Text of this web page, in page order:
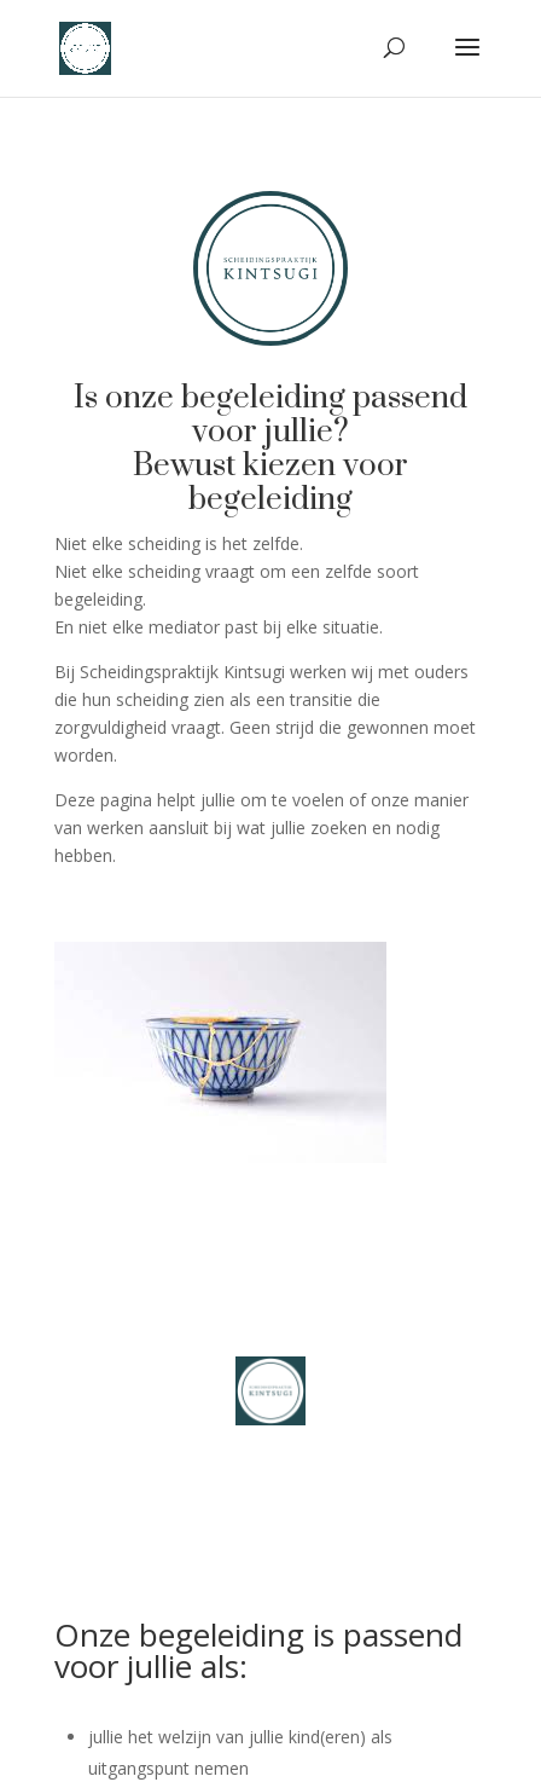
Is onze begeleiding passend
voor jullie?
Bewust kiezen voor
begeleiding
Niet elke scheiding is het zelfde.
Niet elke scheiding vraagt om een zelfde soort
begeleiding.
En niet elke mediator past bij elke situatie.
Bij Scheidingspraktijk Kintsugi werken wij met ouders
die hun scheiding zien als een transitie die
zorgvuldigheid vraagt. Geen strijd die gewonnen moet
worden.
Deze pagina helpt jullie om te voelen of onze manier
van werken aansluit bij wat jullie zoeken en nodig
hebben.
Onze begeleiding is passend
voor jullie als:
jullie het welzijn van jullie kind(eren) als
uitgangspunt nemen